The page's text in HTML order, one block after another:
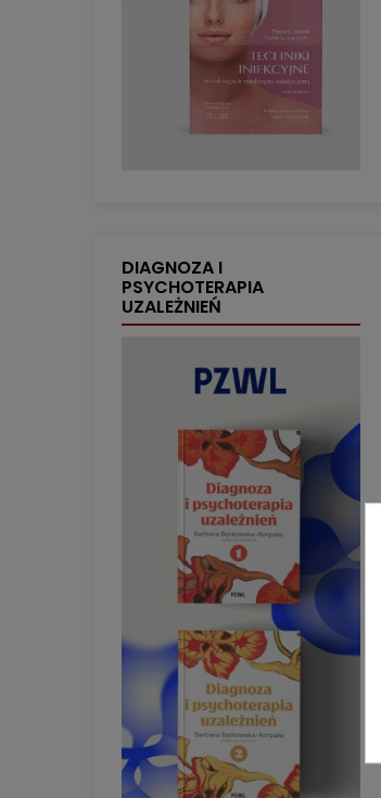
DIAGNOZA I
PSYCHOTERAPIA
UZALEŻNIEŃ